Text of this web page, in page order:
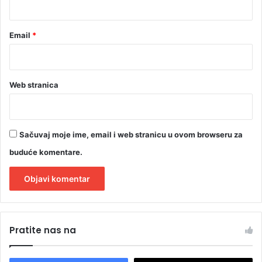
Email *
Web stranica
Sačuvaj moje ime, email i web stranicu u ovom browseru za
buduće komentare.
tPratite nas na